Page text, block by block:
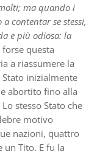
ma quando i
contentar se stessi,
e più odiosa: la
forse questa
a riassumere la
inizialmente
abortito fino alla
stesso Stato che
motivo
nazioni, quattro
un Tito. E fu la